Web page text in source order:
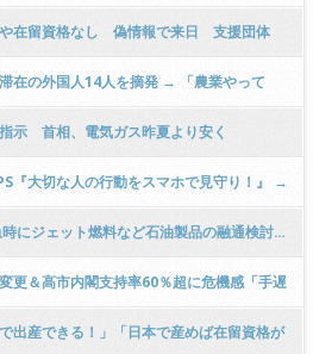
！」 → ｗｗｗｗｗｗｗｗｗｗｗｗｗｗｗｗ
在留資格なし 偽情報で来日 支援団体
在の外国人14人を摘発 → 「農業やって
た人も収容 → 短期滞在ビザや技能実習生と
示 首相、電気ガス昨夏より安く
『大切な人の行動をスマホで見守り！』 →
用することがあります！』 ｗｗｗｗｗｗ
時にジェット燃料など石油製品の融通検討…
更＆高市内閣支持率60％超に危機感「手遅
皆が気付くべき」
出産できる！」「日本で産めば在留資格が